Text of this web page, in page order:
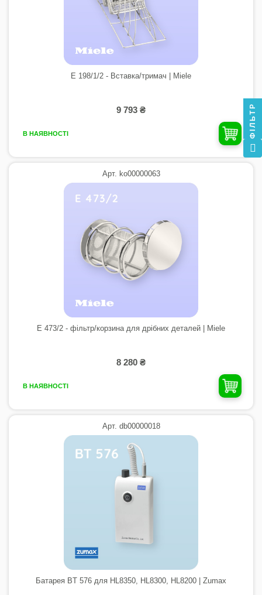
E 198/1/2 - Вставка/тримач | Miele
9 793 ₴
В НАЯВНОСТІ
Арт. ko00000063
E 473/2 - фільтр/корзина для дрiбних деталей | Miele
8 280 ₴
В НАЯВНОСТІ
Арт. db00000018
Батарея BT 576 для HL8350, HL8300, HL8200 | Zumax
ФІЛЬТР